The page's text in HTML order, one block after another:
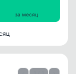
за месяц